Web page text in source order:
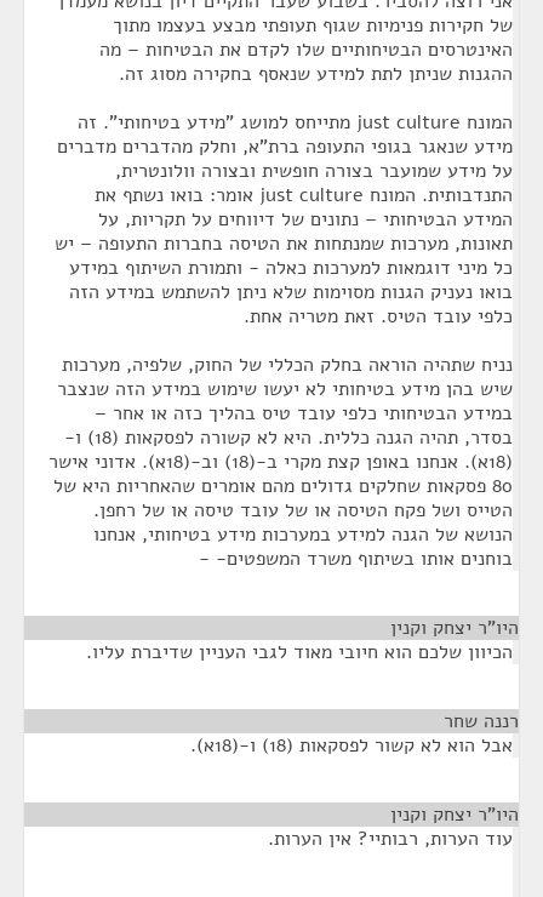
של חקירות פנימיות שגוף תעופתי מבצע בעצמו מתוך
האינטרסים הבטיחותיים שלו לקדם את הבטיחות – מה
ההגנות שניתן לתת למידע שנאסף בחקירה מסוג זה.
המונח just culture מתייחס למושג "מידע בטיחותי". זה
מידע שנאגר בגופי התעופה ברת"א, וחלק מהדברים מדברים
על מידע שמועבר בצורה חופשית ובצורה וולונטרית,
התנדבותית. המונח just culture אומר: בואו נשתף את
המידע הבטיחותי – נתונים של דיווחים על תקריות, על
תאונות, מערכות שמנתחות את הטיסה בחברות התעופה – יש
כל מיני דוגמאות למערכות כאלה - ותמורת השיתוף במידע
בואו נעניק הגנות מסוימות שלא ניתן להשתמש במידע הזה
כלפי עובד הטיס. זאת מטריה אחת.
נניח שתהיה הוראה בחלק הכללי של החוק, שלפיה, מערכות
שיש בהן מידע בטיחותי לא יעשו שימוש במידע הזה שנצבר
במידע הבטיחותי כלפי עובד טיס בהליך כזה או אחר –
בסדר, תהיה הגנה כללית. היא לא קשורה לפסקאות (18) ו-
(18א). אנחנו באופן קצת מקרי ב-(18) וב-(18א). אדוני אישר
80 פסקאות שחלקים גדולים מהם אומרים שהאחריות היא של
הטייס ושל פקח הטיסה או של עובד טיסה או של רחפן.
הנושא של הגנה למידע במערכות מידע בטיחותי, אנחנו
בוחנים אותו בשיתוף משרד המשפטים- -
היו"ר יצחק וקנין
הכיוון שלכם הוא חיובי מאוד לגבי העניין שדיברת עליו.
רננה שחר
אבל הוא לא קשור לפסקאות (18) ו-(18א).
היו"ר יצחק וקנין
עוד הערות, רבותיי? אין הערות.